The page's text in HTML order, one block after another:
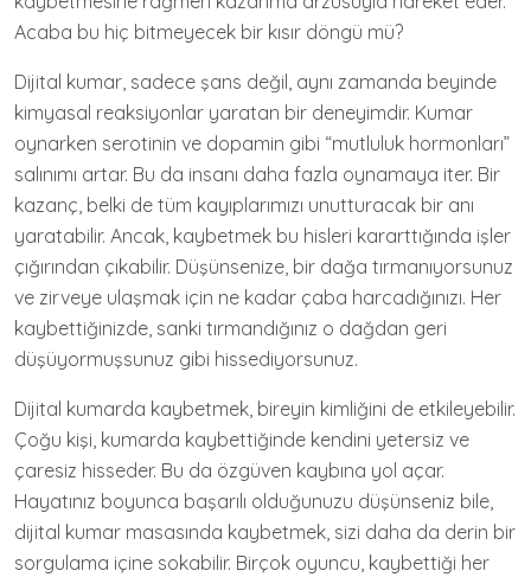
Acaba bu hiç bitmeyecek bir kısır döngü mü?
Dijital kumar, sadece şans değil, aynı zamanda beyinde
kimyasal reaksiyonlar yaratan bir deneyimdir. Kumar
oynarken serotinin ve dopamin gibi “mutluluk hormonları”
salınımı artar. Bu da insanı daha fazla oynamaya iter. Bir
kazanç, belki de tüm kayıplarımızı unutturacak bir anı
yaratabilir. Ancak, kaybetmek bu hisleri kararttığında işler
çığırından çıkabilir. Düşünsenize, bir dağa tırmanıyorsunuz
ve zirveye ulaşmak için ne kadar çaba harcadığınızı. Her
kaybettiğinizde, sanki tırmandığınız o dağdan geri
düşüyormuşsunuz gibi hissediyorsunuz.
Dijital kumarda kaybetmek, bireyin kimliğini de etkileyebilir.
Çoğu kişi, kumarda kaybettiğinde kendini yetersiz ve
çaresiz hisseder. Bu da özgüven kaybına yol açar.
Hayatınız boyunca başarılı olduğunuzu düşünseniz bile,
dijital kumar masasında kaybetmek, sizi daha da derin bir
sorgulama içine sokabilir. Birçok oyuncu, kaybettiği her